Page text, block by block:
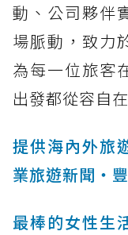
動、公司夥伴
場脈動，致力
為每一位旅客
出發都從容自在
提供海內外旅
業旅遊新聞‧
最棒的女性生